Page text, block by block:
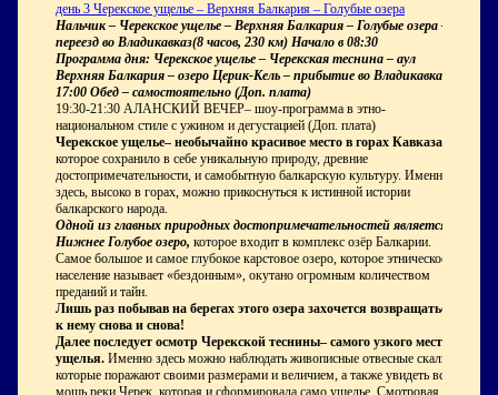
день 3 Черекское ущелье – Верхняя Балкария – Голубые озера
Нальчик – Черекское ущелье – Верхняя Балкария – Голубые озера –
переезд во Владикавказ(8 часов, 230 км) Начало в 08:30
Программа дня: Черекское ущелье – Черекская теснина – аул
Верхняя Балкария – озеро Церик-Кель – прибытие во Владикавказ
17:00 Обед – самостоятельно (Доп. плата)
19:30-21:30 АЛАНСКИЙ ВЕЧЕР– шоу-программа в этно-
национальном стиле с ужином и дегустацией (Доп. плата)
Черекское ущелье– необычайно красивое место в горах Кавказа
которое сохранило в себе уникальную природу, древние
достопримечательности, и самобытную балкарскую культуру. Именно
здесь, высоко в горах, можно прикоснуться к истинной истории
балкарского народа.
Одной из главных природных достопримечательностей является
Нижнее Голубое озеро, которое входит в комплекс озёр Балкарии.
Самое большое и самое глубокое карстовое озеро, которое этническое
население называет «бездонным», окутано огромным количеством
преданий и тайн.
Лишь раз побывав на берегах этого озера захочется возвращаться
к нему снова и снова!
Далее последует осмотр Черекской теснины– самого узкого места
ущелья. Именно здесь можно наблюдать живописные отвесные скалы,
которые поражают своими размерами и величием, а также увидеть всю
мощь реки Черек, которая и сформировала само ущелье. Смотровая